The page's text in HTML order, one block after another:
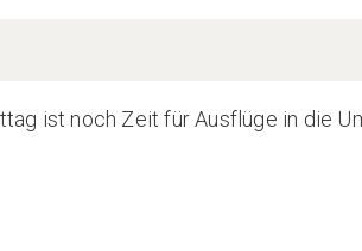
ist noch Zeit für Ausflüge in die